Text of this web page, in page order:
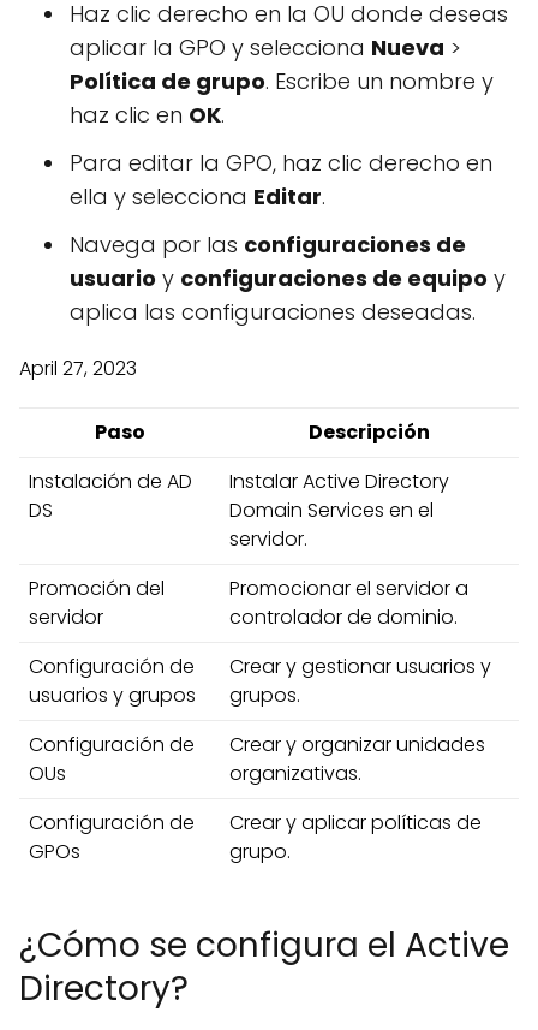
Haz clic derecho en la OU donde deseas
aplicar la GPO y selecciona Nueva >
Política de grupo. Escribe un nombre y
haz clic en OK.
Para editar la GPO, haz clic derecho en
ella y selecciona Editar.
Navega por las configuraciones de
usuario y configuraciones de equipo y
aplica las configuraciones deseadas.
April 27, 2023
Paso
Descripción
Instalación de AD
DS
Instalar Active Directory
Domain Services en el
servidor.
Promoción del
servidor
Promocionar el servidor a
controlador de dominio.
Configuración de
usuarios y grupos
Crear y gestionar usuarios y
grupos.
Configuración de
OUs
Crear y organizar unidades
organizativas.
Configuración de
GPOs
Crear y aplicar políticas de
grupo.
¿Cómo se configura el Active
Directory?